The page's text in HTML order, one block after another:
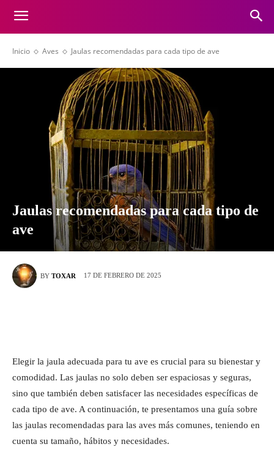
Inicio Aves Jaulas recomendadas para cada tipo de ave
Jaulas recomendadas para cada tipo de
ave
BY TOXAR 17 DE FEBRERO DE 2025
Elegir la jaula adecuada para tu ave es crucial para su bienestar y
comodidad. Las jaulas no solo deben ser espaciosas y seguras,
sino que también deben satisfacer las necesidades específicas de
cada tipo de ave. A continuación, te presentamos una guía sobre
las jaulas recomendadas para las aves más comunes, teniendo en
cuenta su tamaño, hábitos y necesidades.